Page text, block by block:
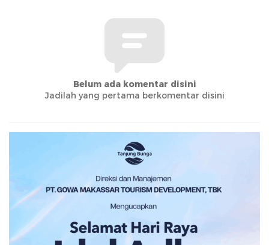
Belum ada komentar disini
Jadilah yang pertama berkomentar disini